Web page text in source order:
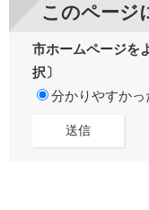
このページ
市ホームページを
択〕
分かりやすかっ